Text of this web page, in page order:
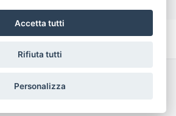
Termini e Condizioni
Accetta tutti
Rifiuta tutti
Personalizza